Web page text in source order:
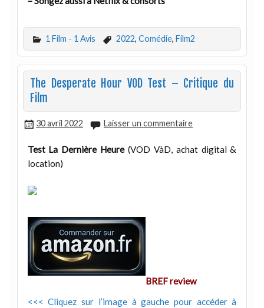
1 Film - 1 Avis 2022, Comédie, Film2
The Desperate Hour VOD Test – Critique du
Film
30 avril 2022 Laisser un commentaire
Test La Dernière Heure(VOD VàD, achat digital &
location)
BREF review
<<< Cliquez sur l’image à gauche pour accéder à